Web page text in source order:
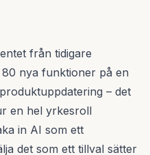
från tidigare
nya funktioner på en
– det
en hel yrkesroll
in AI som ett
det som ett tillval sätter